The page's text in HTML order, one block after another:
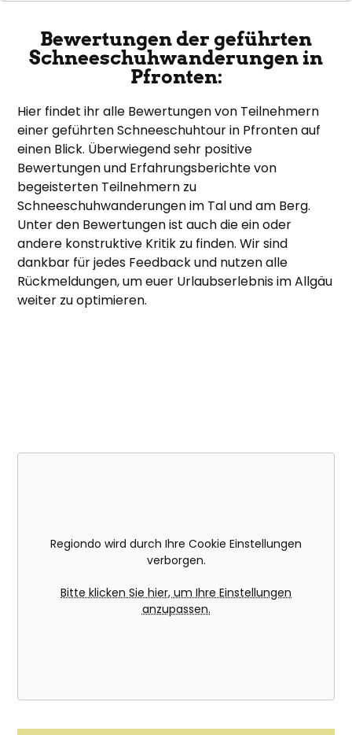
Bewertungen der geführten
Schneeschuhwanderungen in
Pfronten:
Hier findet ihr alle Bewertungen von Teilnehmern
einer geführten Schneeschuhtour in Pfronten auf
einen Blick. Überwiegend sehr positive
Bewertungen und Erfahrungsberichte von
begeisterten Teilnehmern zu
Schneeschuhwanderungen im Tal und am Berg.
Unter den Bewertungen ist auch die ein oder
andere konstruktive Kritik zu finden. Wir sind
dankbar für jedes Feedback und nutzen alle
Rückmeldungen, um euer Urlaubserlebnis im Allgäu
weiter zu optimieren.
Regiondo wird durch Ihre Cookie Einstellungen
verborgen.
Bitte klicken Sie hier, um Ihre Einstellungen
anzupassen.